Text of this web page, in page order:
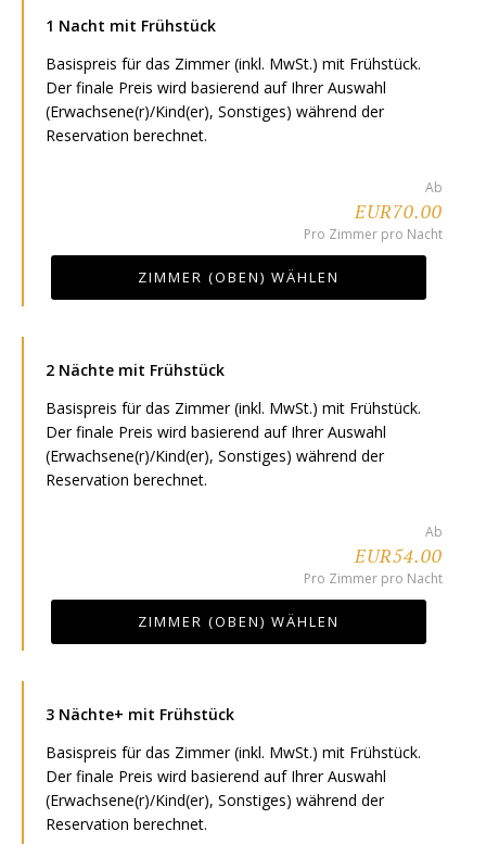
1 Nacht mit Frühstück
Basispreis für das Zimmer (inkl. MwSt.) mit Frühstück.
Der finale Preis wird basierend auf Ihrer Auswahl
(Erwachsene(r)/Kind(er), Sonstiges) während der
Reservation berechnet.
Ab
EUR70.00
Pro Zimmer pro Nacht
ZIMMER (OBEN) WÄHLEN
2 Nächte mit Frühstück
Basispreis für das Zimmer (inkl. MwSt.) mit Frühstück.
Der finale Preis wird basierend auf Ihrer Auswahl
(Erwachsene(r)/Kind(er), Sonstiges) während der
Reservation berechnet.
Ab
EUR54.00
Pro Zimmer pro Nacht
ZIMMER (OBEN) WÄHLEN
3 Nächte+ mit Frühstück
Basispreis für das Zimmer (inkl. MwSt.) mit Frühstück.
Der finale Preis wird basierend auf Ihrer Auswahl
(Erwachsene(r)/Kind(er), Sonstiges) während der
Reservation berechnet.